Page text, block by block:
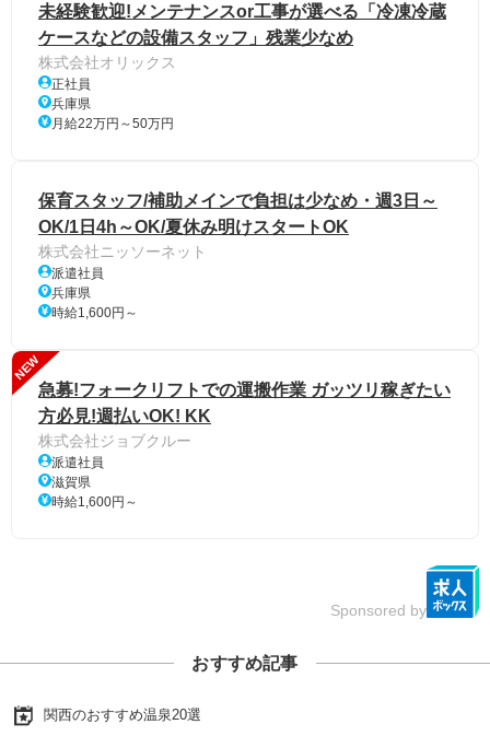
未経験歓迎!メンテナンスor工事が選べる「冷凍冷蔵
ケースなどの設備スタッフ」残業少なめ
株式会社オリックス
正社員
兵庫県
月給22万円～50万円
保育スタッフ/補助メインで負担は少なめ・週3日～
OK/1日4h～OK/夏休み明けスタートOK
株式会社ニッソーネット
派遣社員
兵庫県
時給1,600円～
NEW
急募!フォークリフトでの運搬作業 ガッツリ稼ぎたい
方必見!週払いOK! KK
株式会社ジョブクルー
派遣社員
滋賀県
時給1,600円～
Sponsored by
おすすめ記事
関西のおすすめ温泉20選